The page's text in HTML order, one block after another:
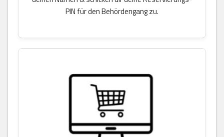
PIN für den Behördengang zu.